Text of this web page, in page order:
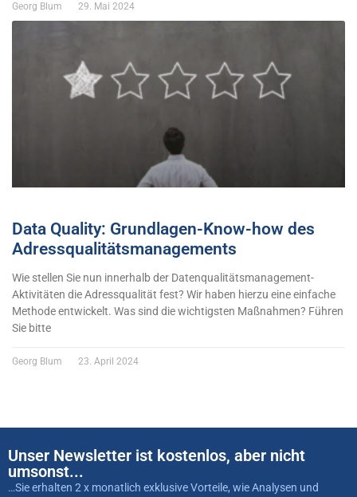
Georg Blum 29. Mai 2024
Data Quality: Grundlagen-Know-how des
Adressqualitätsmanagements
Wie stellen Sie nun innerhalb der Datenqualitätsmanagement-
Aktivitäten die Adressqualität fest? Wir haben hierzu eine einfache
Methode entwickelt. Was sind die wichtigsten Maßnahmen? Führen
Sie bitte
Georg Blum 23. April 2024
Unser Newsletter ist kostenlos, aber nicht
umsonst...
…Sie erhalten 2 x monatlich exklusive Vorteile, wie Analysen und